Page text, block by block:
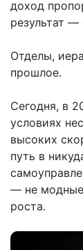
доход
результат —
Отделы,
прошлое.
Сегодня, в
условиях
высоких
путь в
— не модные
роста.